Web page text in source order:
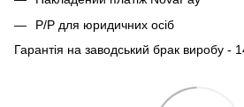
Р/Р для юридичних осіб
Гарантія на заводський брак виробу -